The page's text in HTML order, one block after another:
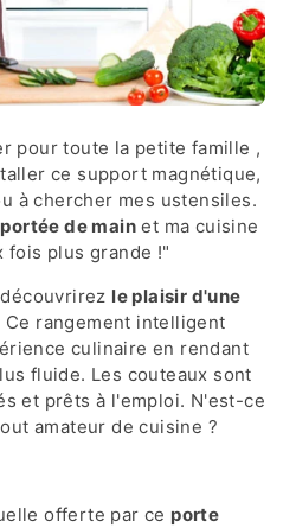
pour toute la petite famille ,
ce support magnétique,
à chercher mes ustensiles.
de main et ma cuisine
fois plus grande !"
le plaisir d'une
Ce rangement intelligent
culinaire en rendant
fluide. Les couteaux sont
et prêts à l'emploi. N'est-ce
amateur de cuisine ?
offerte par ce porte